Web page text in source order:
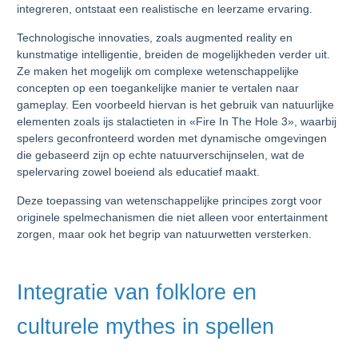
integreren, ontstaat een realistische en leerzame ervaring.
Technologische innovaties, zoals augmented reality en
kunstmatige intelligentie, breiden de mogelijkheden verder uit.
Ze maken het mogelijk om complexe wetenschappelijke
concepten op een toegankelijke manier te vertalen naar
gameplay. Een voorbeeld hiervan is het gebruik van natuurlijke
elementen zoals ijs stalactieten in «Fire In The Hole 3», waarbij
spelers geconfronteerd worden met dynamische omgevingen
die gebaseerd zijn op echte natuurverschijnselen, wat de
spelervaring zowel boeiend als educatief maakt.
Deze toepassing van wetenschappelijke principes zorgt voor
originele spelmechanismen die niet alleen voor entertainment
zorgen, maar ook het begrip van natuurwetten versterken.
Integratie van folklore en
culturele mythes in spellen